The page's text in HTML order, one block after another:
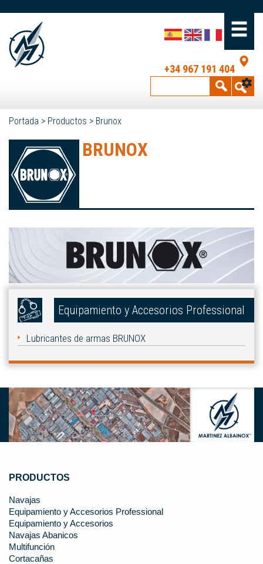
+34 967 191 404
Portada > Productos > Brunox
BRUNOX
Equipamiento y Accesorios Professional
Lubricantes de armas BRUNOX
PRODUCTOS
Navajas
Equipamiento y Accesorios Professional
Equipamiento y Accesorios
Navajas Abanicos
Multifunción
Cortacañas